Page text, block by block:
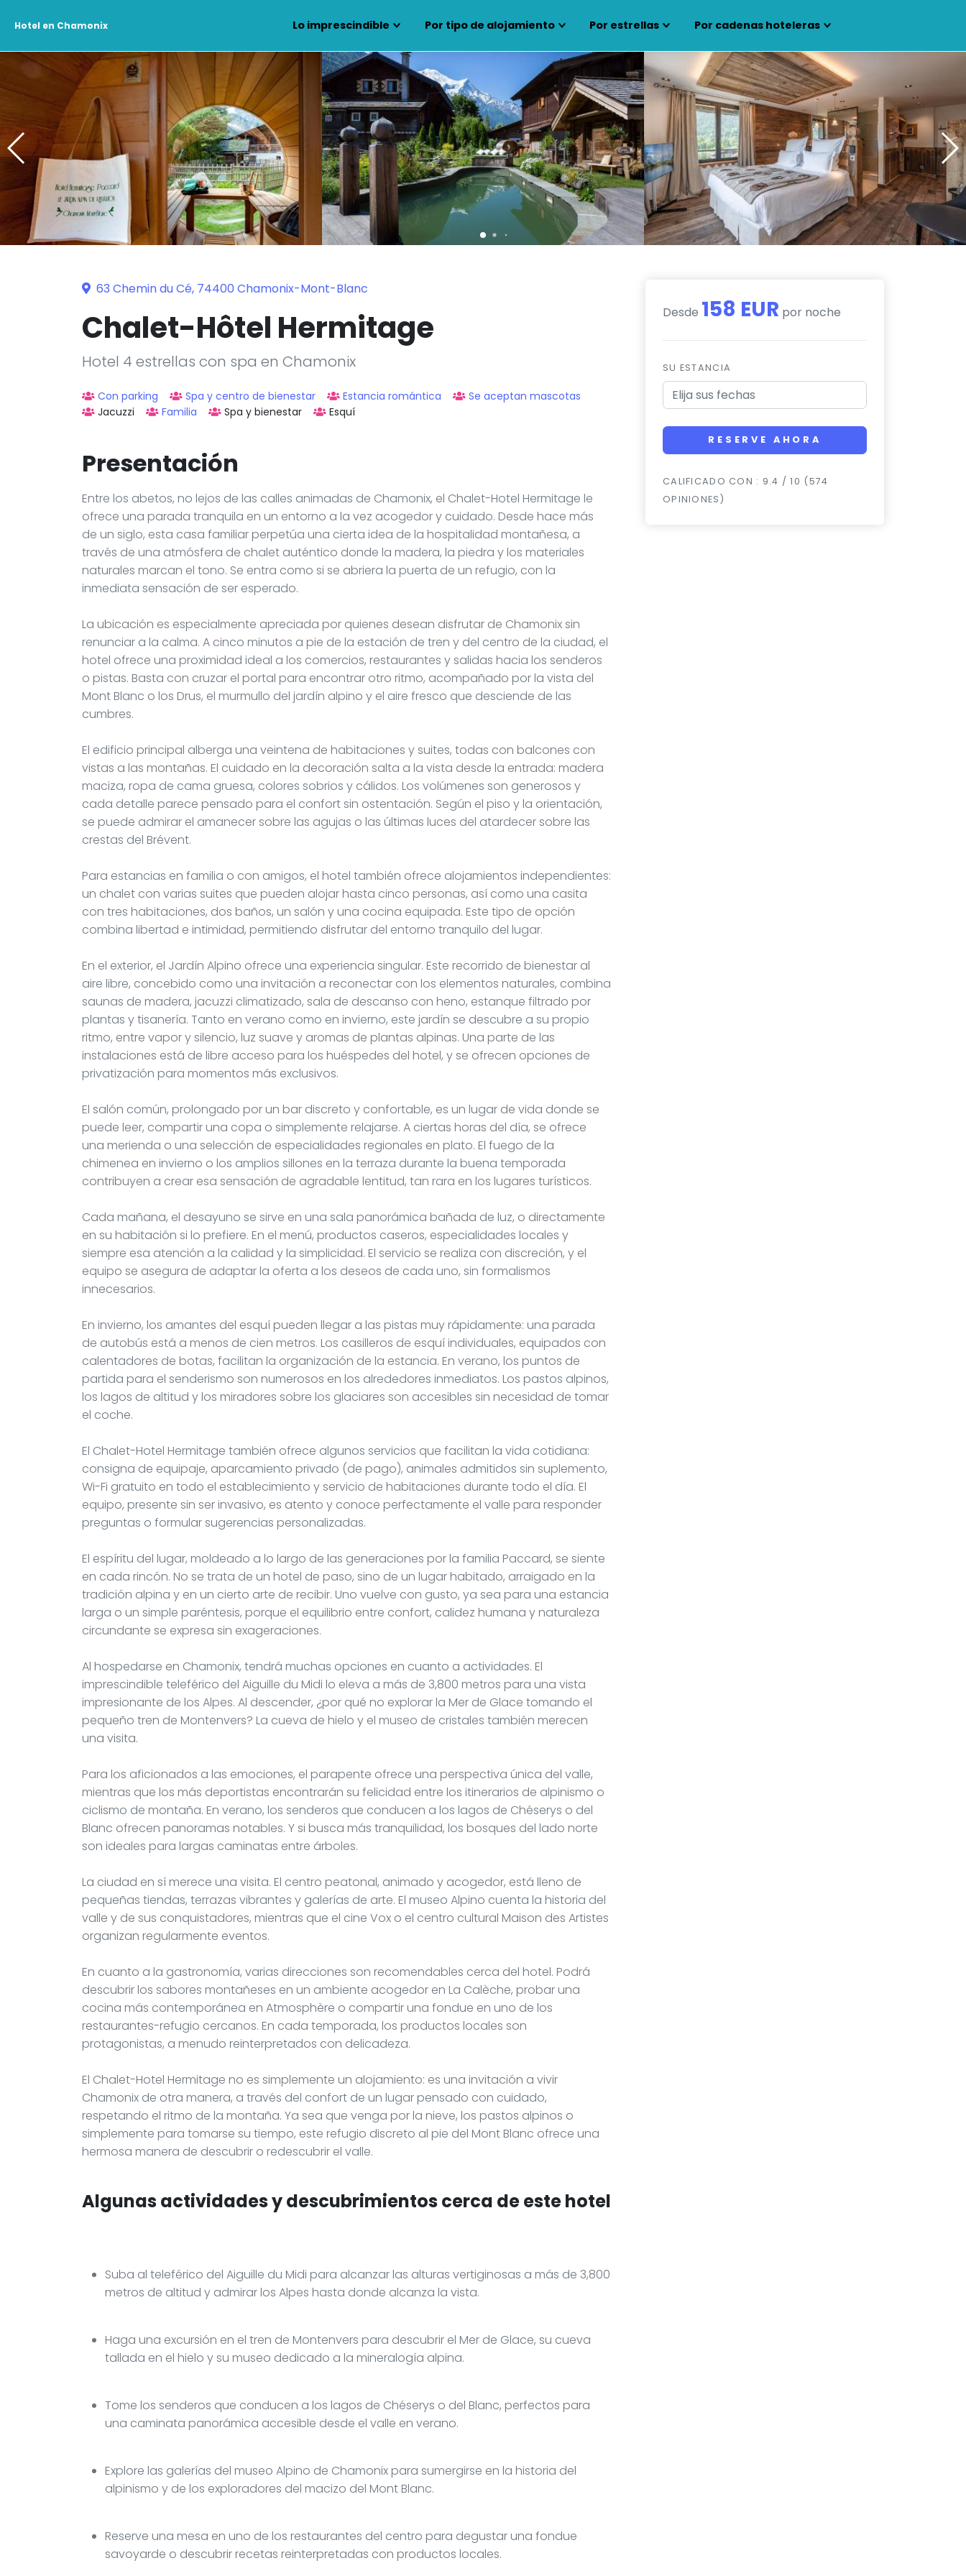
Hotel en Chamonix Lo imprescindible Por tipo de alojamiento Por estrellas Por cadenas hoteleras
63 Chemin du Cé, 74400 Chamonix-Mont-Blanc
Chalet-Hôtel Hermitage
Hotel 4 estrellas con spa en Chamonix
Con parking Spa y centro de bienestar Estancia romántica
Se aceptan mascotas
Jacuzzi
Familia Spa y bienestar Esquí
Presentación
Entre los abetos, no lejos de las calles animadas de Chamonix, el Chalet-Hotel Hermitage le
ofrece una parada tranquila en un entorno a la vez acogedor y cuidado. Desde hace más
de un siglo, esta casa familiar perpetúa una cierta idea de la hospitalidad montañesa, a
través de una atmósfera de chalet auténtico donde la madera, la piedra y los materiales
naturales marcan el tono. Se entra como si se abriera la puerta de un refugio, con la
inmediata sensación de ser esperado.
La ubicación es especialmente apreciada por quienes desean disfrutar de Chamonix sin
renunciar a la calma. A cinco minutos a pie de la estación de tren y del centro de la ciudad, el
hotel ofrece una proximidad ideal a los comercios, restaurantes y salidas hacia los senderos
o pistas. Basta con cruzar el portal para encontrar otro ritmo, acompañado por la vista del
Mont Blanc o los Drus, el murmullo del jardín alpino y el aire fresco que desciende de las
cumbres.
El edificio principal alberga una veintena de habitaciones y suites, todas con balcones con
vistas a las montañas. El cuidado en la decoración salta a la vista desde la entrada: madera
maciza, ropa de cama gruesa, colores sobrios y cálidos. Los volúmenes son generosos y
cada detalle parece pensado para el confort sin ostentación. Según el piso y la orientación,
se puede admirar el amanecer sobre las agujas o las últimas luces del atardecer sobre las
crestas del Brévent.
Para estancias en familia o con amigos, el hotel también ofrece alojamientos independientes:
un chalet con varias suites que pueden alojar hasta cinco personas, así como una casita
con tres habitaciones, dos baños, un salón y una cocina equipada. Este tipo de opción
combina libertad e intimidad, permitiendo disfrutar del entorno tranquilo del lugar.
En el exterior, el Jardín Alpino ofrece una experiencia singular. Este recorrido de bienestar al
aire libre, concebido como una invitación a reconectar con los elementos naturales, combina
saunas de madera, jacuzzi climatizado, sala de descanso con heno, estanque filtrado por
plantas y tisanería. Tanto en verano como en invierno, este jardín se descubre a su propio
ritmo, entre vapor y silencio, luz suave y aromas de plantas alpinas. Una parte de las
instalaciones está de libre acceso para los huéspedes del hotel, y se ofrecen opciones de
privatización para momentos más exclusivos.
El salón común, prolongado por un bar discreto y confortable, es un lugar de vida donde se
puede leer, compartir una copa o simplemente relajarse. A ciertas horas del día, se ofrece
una merienda o una selección de especialidades regionales en plato. El fuego de la
chimenea en invierno o los amplios sillones en la terraza durante la buena temporada
contribuyen a crear esa sensación de agradable lentitud, tan rara en los lugares turísticos.
Cada mañana, el desayuno se sirve en una sala panorámica bañada de luz, o directamente
en su habitación si lo prefiere. En el menú, productos caseros, especialidades locales y
siempre esa atención a la calidad y la simplicidad. El servicio se realiza con discreción, y el
equipo se asegura de adaptar la oferta a los deseos de cada uno, sin formalismos
innecesarios.
En invierno, los amantes del esquí pueden llegar a las pistas muy rápidamente: una parada
de autobús está a menos de cien metros. Los casilleros de esquí individuales, equipados con
calentadores de botas, facilitan la organización de la estancia. En verano, los puntos de
partida para el senderismo son numerosos en los alrededores inmediatos. Los pastos alpinos,
los lagos de altitud y los miradores sobre los glaciares son accesibles sin necesidad de tomar
el coche.
El Chalet-Hotel Hermitage también ofrece algunos servicios que facilitan la vida cotidiana:
consigna de equipaje, aparcamiento privado (de pago), animales admitidos sin suplemento,
Wi-Fi gratuito en todo el establecimiento y servicio de habitaciones durante todo el día. El
equipo, presente sin ser invasivo, es atento y conoce perfectamente el valle para responder
preguntas o formular sugerencias personalizadas.
El espíritu del lugar, moldeado a lo largo de las generaciones por la familia Paccard, se siente
en cada rincón. No se trata de un hotel de paso, sino de un lugar habitado, arraigado en la
tradición alpina y en un cierto arte de recibir. Uno vuelve con gusto, ya sea para una estancia
larga o un simple paréntesis, porque el equilibrio entre confort, calidez humana y naturaleza
circundante se expresa sin exageraciones.
Al hospedarse en Chamonix, tendrá muchas opciones en cuanto a actividades. El
imprescindible teleférico del Aiguille du Midi lo eleva a más de 3,800 metros para una vista
impresionante de los Alpes. Al descender, ¿por qué no explorar la Mer de Glace tomando el
pequeño tren de Montenvers? La cueva de hielo y el museo de cristales también merecen
una visita.
Para los aficionados a las emociones, el parapente ofrece una perspectiva única del valle,
mientras que los más deportistas encontrarán su felicidad entre los itinerarios de alpinismo o
ciclismo de montaña. En verano, los senderos que conducen a los lagos de Chéserys o del
Blanc ofrecen panoramas notables. Y si busca más tranquilidad, los bosques del lado norte
son ideales para largas caminatas entre árboles.
La ciudad en sí merece una visita. El centro peatonal, animado y acogedor, está lleno de
pequeñas tiendas, terrazas vibrantes y galerías de arte. El museo Alpino cuenta la historia del
valle y de sus conquistadores, mientras que el cine Vox o el centro cultural Maison des Artistes
organizan regularmente eventos.
En cuanto a la gastronomía, varias direcciones son recomendables cerca del hotel. Podrá
descubrir los sabores montañeses en un ambiente acogedor en La Calèche, probar una
cocina más contemporánea en Atmosphère o compartir una fondue en uno de los
restaurantes-refugio cercanos. En cada temporada, los productos locales son
protagonistas, a menudo reinterpretados con delicadeza.
El Chalet-Hotel Hermitage no es simplemente un alojamiento: es una invitación a vivir
Chamonix de otra manera, a través del confort de un lugar pensado con cuidado,
respetando el ritmo de la montaña. Ya sea que venga por la nieve, los pastos alpinos o
simplemente para tomarse su tiempo, este refugio discreto al pie del Mont Blanc ofrece una
hermosa manera de descubrir o redescubrir el valle.
Algunas actividades y descubrimientos cerca de este hotel
Suba al teleférico del Aiguille du Midi para alcanzar las alturas vertiginosas a más de 3,800
metros de altitud y admirar los Alpes hasta donde alcanza la vista.
Haga una excursión en el tren de Montenvers para descubrir el Mer de Glace, su cueva
tallada en el hielo y su museo dedicado a la mineralogía alpina.
Tome los senderos que conducen a los lagos de Chéserys o del Blanc, perfectos para
una caminata panorámica accesible desde el valle en verano.
Explore las galerías del museo Alpino de Chamonix para sumergirse en la historia del
alpinismo y de los exploradores del macizo del Mont Blanc.
Reserve una mesa en uno de los restaurantes del centro para degustar una fondue
savoyarde o descubrir recetas reinterpretadas con productos locales.
Desde 158 EUR por noche
SU ESTANCIA
RESERVE AHORA
CALIFICADO CON : 9.4 / 10 (574
OPINIONES)